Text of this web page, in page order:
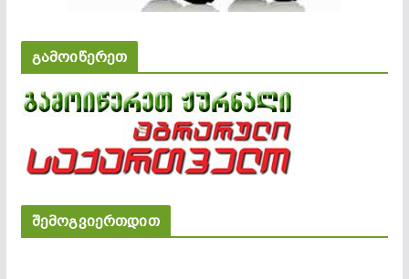
გამოიწერეთ
შემოგვიერთდით